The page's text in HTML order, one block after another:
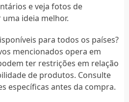
e veja fotos de
ideia melhor.
para todos os países?
mencionados opera em
ter restrições em relação
de produtos. Consulte
específicas antes da compra.